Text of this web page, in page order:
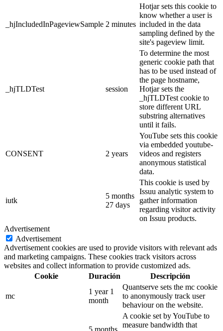
_hjIncludedInPageviewSample 2 minutes
Hotjar sets this cookie to
know whether a user is
included in the data
sampling defined by the
site's pageview limit.
_hjTLDTest session
To determine the most
generic cookie path that
has to be used instead of
the page hostname,
Hotjar sets the
_hjTLDTest cookie to
store different URL
substring alternatives
until it fails.
CONSENT 2 years
YouTube sets this cookie
via embedded youtube-
videos and registers
anonymous statistical
data.
iutk
5 months
27 days
This cookie is used by
Issuu analytic system to
gather information
regarding visitor activity
on Issuu products.
Advertisement
Advertisement
Advertisement cookies are used to provide visitors with relevant ads
and marketing campaigns. These cookies track visitors across
websites and collect information to provide customized ads.
Cookie
Duración Descripción
mc
1 year 1
month
Quantserve sets the mc cookie
to anonymously track user
behaviour on the website.
5 months
A cookie set by YouTube to
measure bandwidth that